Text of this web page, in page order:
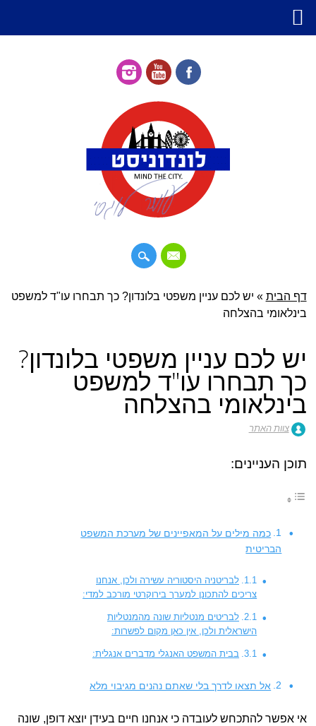
תפריט ראשי
דילוג
לתוכן
דף הבית » יש לכם עניין משפטי בלונדון? כך תבחרו עו"ד למשפט
בינלאומי בהצלחה
יש לכם עניין משפטי בלונדון?
כך תבחרו עו"ד למשפט
בינלאומי בהצלחה
צוות האתר
תוכן העניינים:
כמה מילים על המאפיינים של מערכת המשפט
הבריטית
לבריטניה היסטוריה עשירה ולכן, אנחנו
צריכים להתכונן למערך בירוקרטי מורכב למדי:
לבריטים מנטליות שונה מהמנטליות
הישראלית ולכן, אין כאן מקום לפשרות:
בבית המשפט האנגלי מדברים אנגלית:
אל תצאו לדרך בלי שאתם נהנים מגיבוי מלא
אי אפשר להתכחש לעובדה כי אנחנו חיים בעידן יוצא דופן, שונה